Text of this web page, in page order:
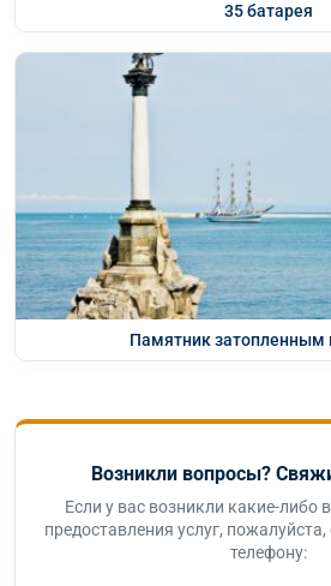
35 батарея
Памятник затопленным
Возникли вопросы?
Если у вас возникли какие-либо
предоставления услуг,
телефону: